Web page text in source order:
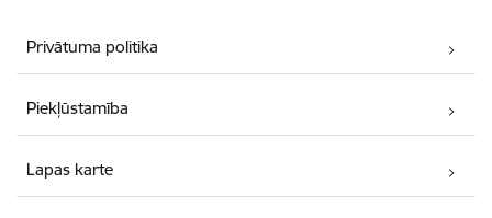
Privātuma politika
Piekļūstamība
Lapas karte